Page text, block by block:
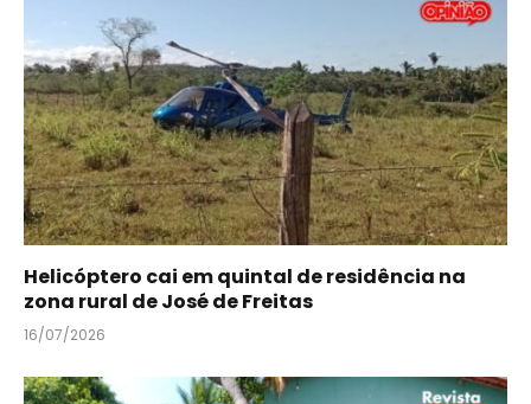
Helicóptero cai em quintal de residência na
zona rural de José de Freitas
16/07/2026